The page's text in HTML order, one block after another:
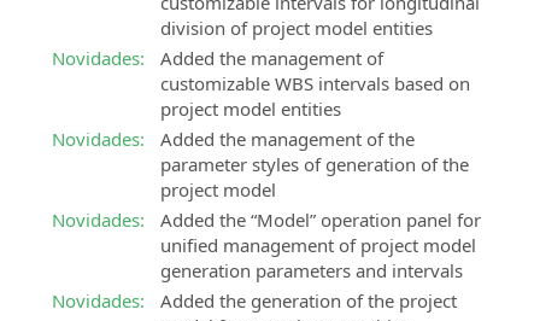
division of project model entities
Novidades:
Added the management of
customizable WBS intervals based on
project model entities
Novidades:
Added the management of the
parameter styles of generation of the
project model
Novidades:
Added the “Model” operation panel for
unified management of project model
generation parameters and intervals
Novidades:
Added the generation of the project